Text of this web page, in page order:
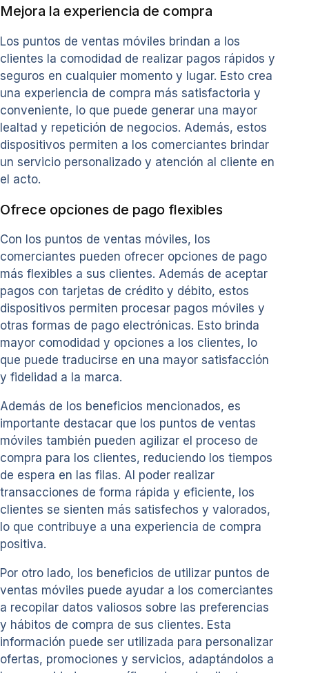
Mejora la experiencia de compra
Los puntos de ventas móviles brindan a los
clientes la comodidad de realizar pagos rápidos y
seguros en cualquier momento y lugar. Esto crea
una experiencia de compra más satisfactoria y
conveniente, lo que puede generar una mayor
lealtad y repetición de negocios. Además, estos
dispositivos permiten a los comerciantes brindar
un servicio personalizado y atención al cliente en
el acto.
Ofrece opciones de pago flexibles
Con los puntos de ventas móviles, los
comerciantes pueden ofrecer opciones de pago
más flexibles a sus clientes. Además de aceptar
pagos con tarjetas de crédito y débito, estos
dispositivos permiten procesar pagos móviles y
otras formas de pago electrónicas. Esto brinda
mayor comodidad y opciones a los clientes, lo
que puede traducirse en una mayor satisfacción
y fidelidad a la marca.
Además de los beneficios mencionados, es
importante destacar que los puntos de ventas
móviles también pueden agilizar el proceso de
compra para los clientes, reduciendo los tiempos
de espera en las filas. Al poder realizar
transacciones de forma rápida y eficiente, los
clientes se sienten más satisfechos y valorados,
lo que contribuye a una experiencia de compra
positiva.
Por otro lado, los beneficios de utilizar puntos de
ventas móviles puede ayudar a los comerciantes
a recopilar datos valiosos sobre las preferencias
y hábitos de compra de sus clientes. Esta
información puede ser utilizada para personalizar
ofertas, promociones y servicios, adaptándolos a